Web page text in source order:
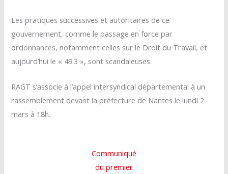
Les pratiques successives et autoritaires de ce
gouvernement, comme le passage en force par
ordonnances, notamment celles sur le Droit du Travail, et
aujourd’hui le « 49.3 », sont scandaleuses.
RAGT s’associe à l’appel intersyndical départemental à un
rassemblement devant la préfecture de Nantes le lundi 2
mars à 18h.
Communiqué
du premier